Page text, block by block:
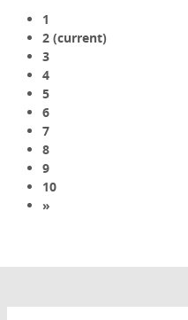
1
2 (current)
3
4
5
6
7
8
9
10
»